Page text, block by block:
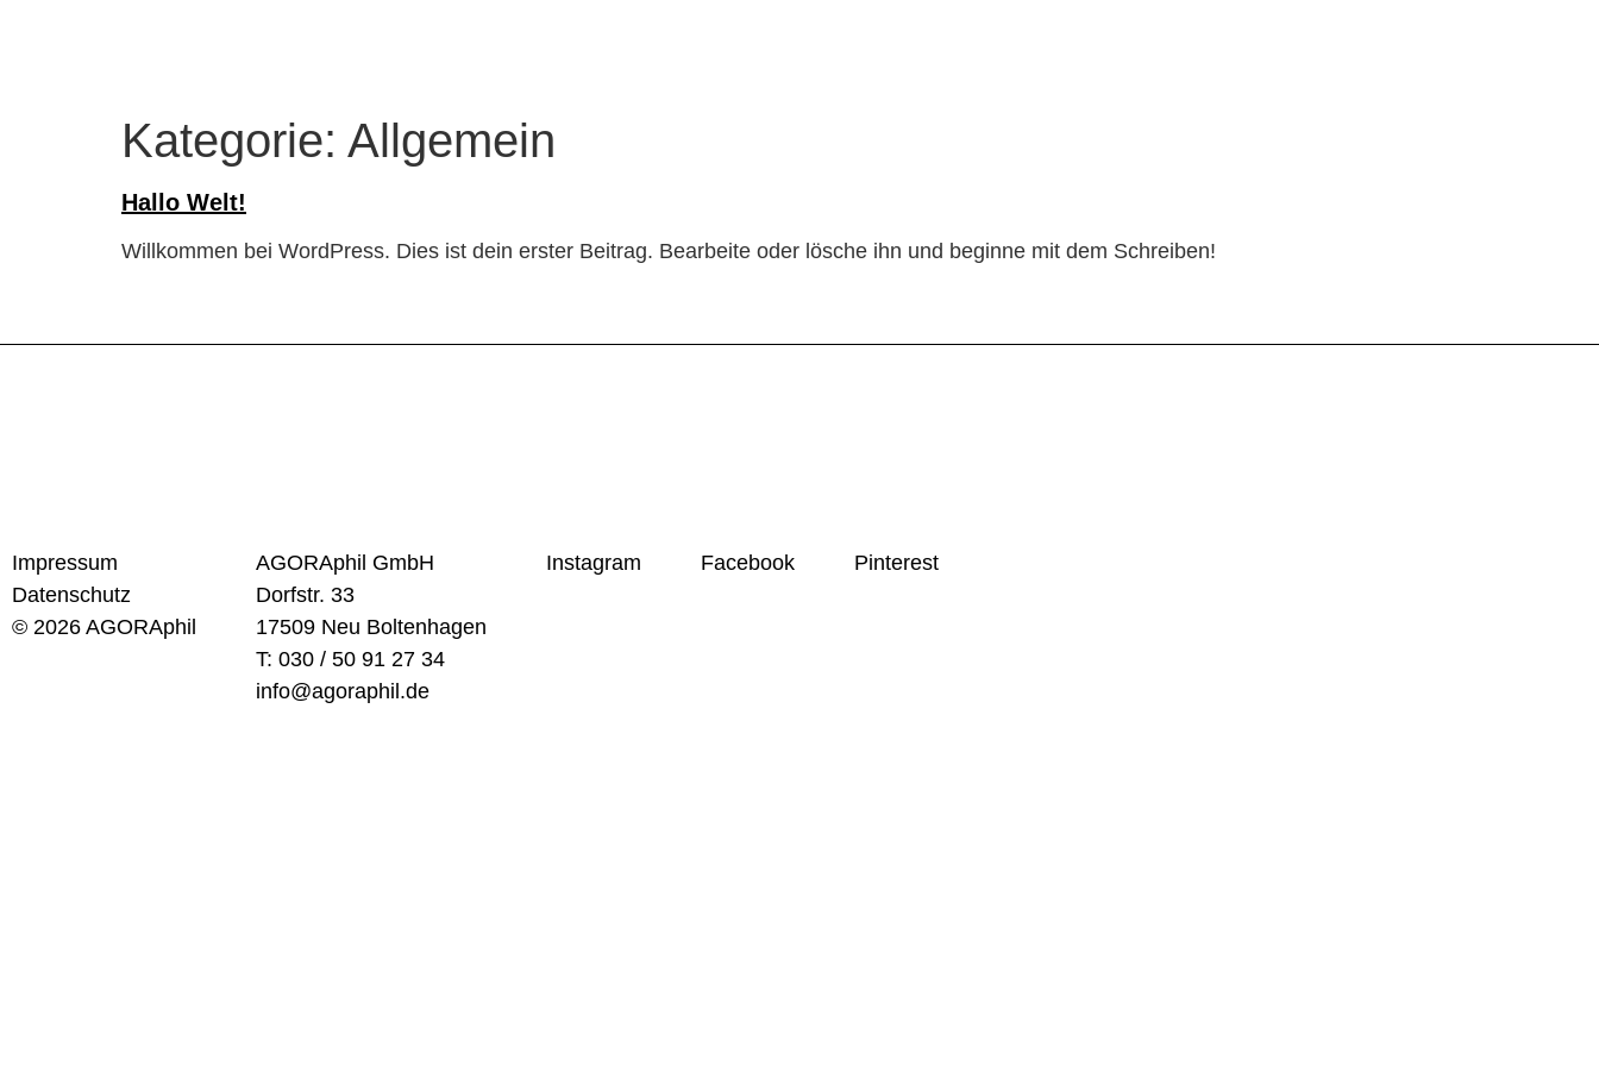
Kategorie: Allgemein
Hallo Welt!
Willkommen bei WordPress. Dies ist dein erster Beitrag. Bearbeite oder lösche ihn und beginne mit dem Schreiben!
Impressum
Datenschutz
© 2026 AGORAphil
AGORAphil GmbH
Dorfstr. 33
17509 Neu Boltenhagen
T: 030 / 50 91 27 34
info@agoraphil.de
Instagram Facebook Pinterest